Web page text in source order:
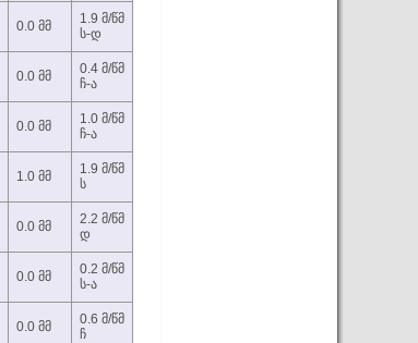
0.0 მმ
1.9 მ/წმ
ს-დ
0.0 მმ
0.4 მ/წმ
ჩ-ა
0.0 მმ
1.0 მ/წმ
ჩ-ა
1.0 მმ
1.9 მ/წმ
ს
0.0 მმ
2.2 მ/წმ
დ
0.0 მმ
0.2 მ/წმ
ს-ა
0.0 მმ
0.6 მ/წმ
ჩ